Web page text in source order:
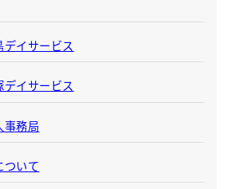
デイサービス
デイサービス
事務局
ついて